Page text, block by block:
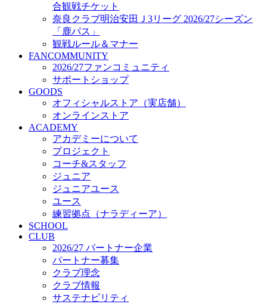
練習拠点（ナラディーア）
SCHOOL
2026/27 パートナー企業
パートナー募集
クラブ理念
クラブ情報
サステナビリティ
Web制作支援
応援プロジェクト
合観戦チケット
奈良クラブ明治安田Ｊ3リーグ 2026/27シーズン
「鹿パス」
観戦ルール＆マナー
FANCOMMUNITY
2026/27ファンコミュニティ
サポートショップ
GOODS
オフィシャルストア（実店舗）
オンラインストア
ACADEMY
アカデミーについて
プロジェクト
コーチ&スタッフ
ジュニア
ジュニアユース
ユース
練習拠点（ナラディーア）
SCHOOL
CLUB
2026/27 パートナー企業
パートナー募集
クラブ理念
クラブ情報
サステナビリティ